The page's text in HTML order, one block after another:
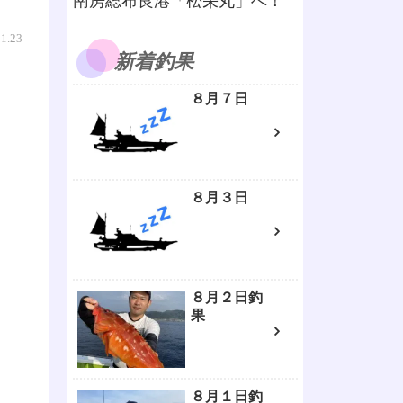
新着釣果
８月７日
８月３日
８月２日釣
果
８月１日釣